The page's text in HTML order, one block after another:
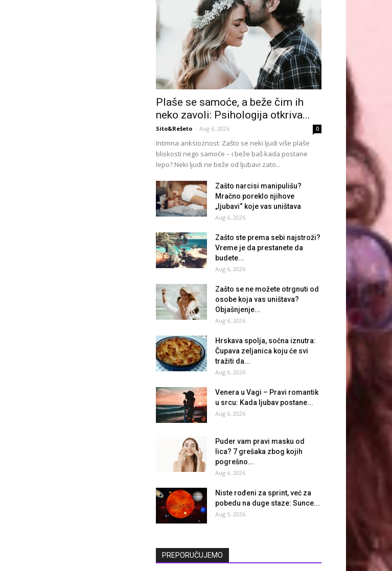
Plaše se samoće, a beže čim ih
neko zavoli: Psihologija otkriva...
Sito&Rešeto - Aug 6, 2026 0
Intimna anksioznost: Zašto se neki ljudi više plaše
bliskosti nego samoće – i beže baš kada postane
lepo? Neki ljudi ne beže od ljubavi zato...
Zašto narcisi manipulišu?
Mračno poreklo njihove
„ljubavi“ koje vas uništava
Aug 6, 2026
Zašto ste prema sebi najstroži?
Vreme je da prestanete da
budete...
Aug 6, 2026
Zašto se ne možete otrgnuti od
osobe koja vas uništava?
Objašnjenje...
Aug 6, 2026
Hrskava spolja, sočna iznutra:
Čupava zeljanica koju će svi
tražiti da...
Aug 6, 2026
Venera u Vagi – Pravi romantik
u srcu: Kada ljubav postane...
Aug 6, 2026
Puder vam pravi masku od
lica? 7 grešaka zbog kojih
pogrešno...
Aug 6, 2026
Niste rođeni za sprint, već za
pobedu na duge staze: Sunce...
Aug 5, 2026
PREPORUČUJEMO